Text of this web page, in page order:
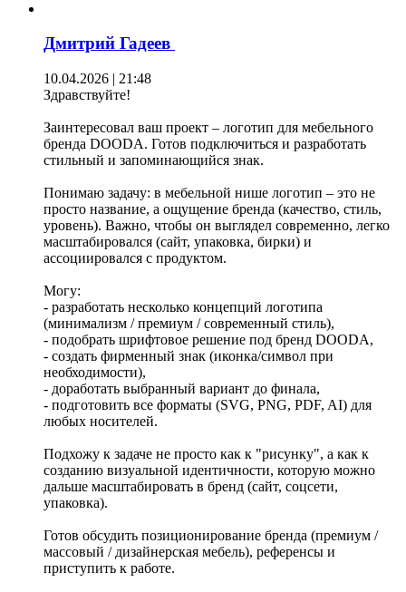
Дмитрий Гадеев
10.04.2026 | 21:48
Здравствуйте!
Заинтересовал ваш проект – логотип для мебельного
бренда DOODA. Готов подключиться и разработать
стильный и запоминающийся знак.
Понимаю задачу: в мебельной нише логотип – это не
просто название, а ощущение бренда (качество, стиль,
уровень). Важно, чтобы он выглядел современно, легко
масштабировался (сайт, упаковка, бирки) и
ассоциировался с продуктом.
Могу:
- разработать несколько концепций логотипа
(минимализм / премиум / современный стиль),
- подобрать шрифтовое решение под бренд DOODA,
- создать фирменный знак (иконка/символ при
необходимости),
- доработать выбранный вариант до финала,
- подготовить все форматы (SVG, PNG, PDF, AI) для
любых носителей.
Подхожу к задаче не просто как к "рисунку", а как к
созданию визуальной идентичности, которую можно
дальше масштабировать в бренд (сайт, соцсети,
упаковка).
Готов обсудить позиционирование бренда (премиум /
массовый / дизайнерская мебель), референсы и
приступить к работе.